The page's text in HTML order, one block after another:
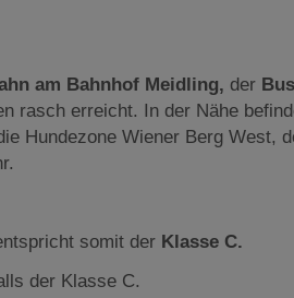
am Bahnhof Meidling, der
rasch erreicht. In der Nähe
Hundezone Wiener Berg West,
somit der Klasse C.
der Klasse C.